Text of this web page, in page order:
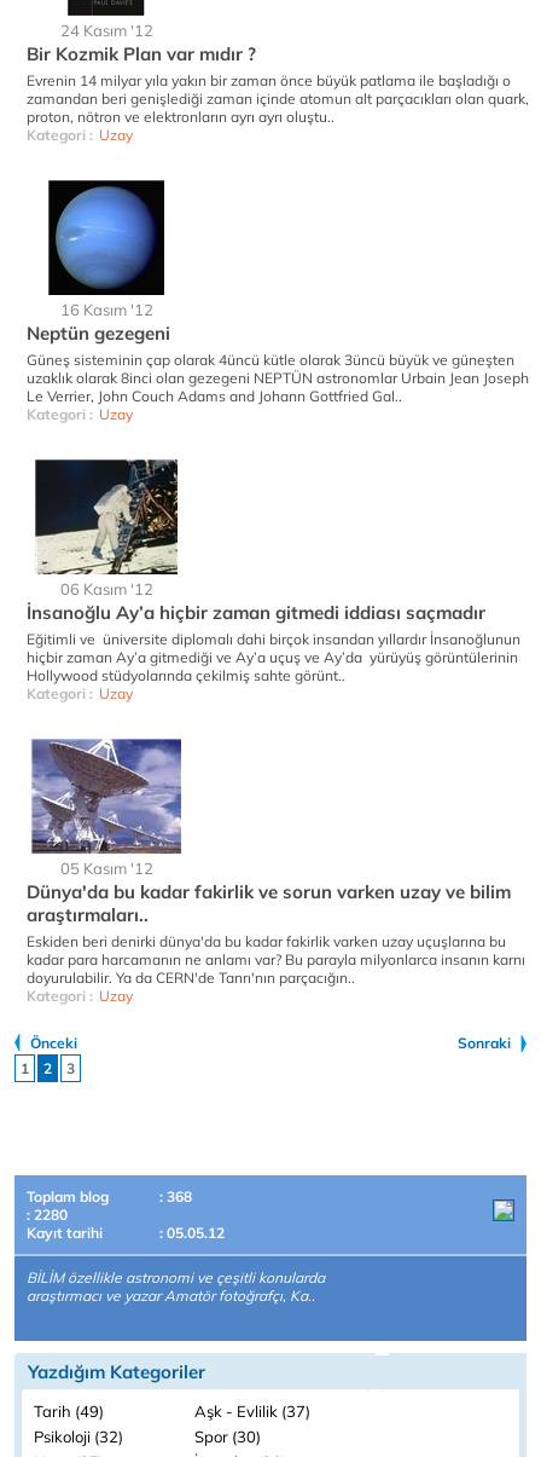
24 Kasım '12
Bir Kozmik Plan var mıdır ?
Evrenin 14 milyar yıla yakın bir zaman önce büyük patlama ile başladığı o
zamandan beri genişlediği zaman içinde atomun alt parçacıkları olan quark,
proton, nötron ve elektronların ayrı ayrı oluştu..
Kategori : Uzay
16 Kasım '12
Neptün gezegeni
Güneş sisteminin çap olarak 4üncü kütle olarak 3üncü büyük ve güneşten
uzaklık olarak 8inci olan gezegeni NEPTÜN astronomlar Urbain Jean Joseph
Le Verrier, John Couch Adams and Johann Gottfried Gal..
Kategori : Uzay
06 Kasım '12
İnsanoğlu Ay’a hiçbir zaman gitmedi iddiası saçmadır
Eğitimli ve üniversite diplomalı dahi birçok insandan yıllardır İnsanoğlunun
hiçbir zaman Ay’a gitmediği ve Ay’a uçuş ve Ay’da yürüyüş görüntülerinin
Hollywood stüdyolarında çekilmiş sahte görünt..
Kategori : Uzay
05 Kasım '12
Dünya'da bu kadar fakirlik ve sorun varken uzay ve bilim
araştırmaları..
Eskiden beri denirki dünya'da bu kadar fakirlik varken uzay uçuşlarına bu
kadar para harcamanın ne anlamı var? Bu parayla milyonlarca insanın karnı
doyurulabilir. Ya da CERN'de Tanrı'nın parçacığın..
Kategori : Uzay
Önceki
Sonraki
1
2 3
Toplam blog
: 368
: 2280
Kayıt tarihi
: 05.05.12
BİLİM özellikle astronomi ve çeşitli konularda
araştırmacı ve yazar Amatör fotoğrafçı, Ka..
Yazdığım Kategoriler
Tarih (49)
Aşk - Evlilik (37)
Psikoloji (32)
Spor (30)